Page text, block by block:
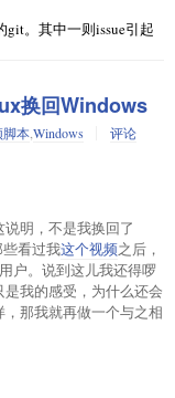
。其中一则issue引起
offload
but having the
is common with many of
graphics paired with
依旧闭源，但至虽然开
太大的问题，直到又看
换回Windows
脚本Windows
评论
明，不是我换回了
看过我这个视频之后，
户。说到这儿我还得啰
我的感受，为什么还会
那我就再做一个与之相